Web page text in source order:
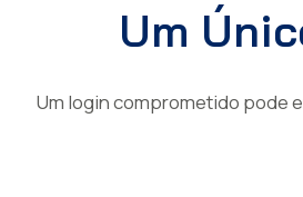
Um
Um login comprometido pode